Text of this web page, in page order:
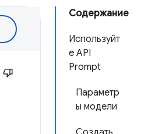
Содержание
Используйт
е API
Prompt
Параметр
ы модели